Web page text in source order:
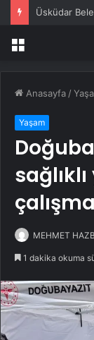
Menü
Anasayfa /
Yaşam
çalışma
MEHMET
1 dakika okuma